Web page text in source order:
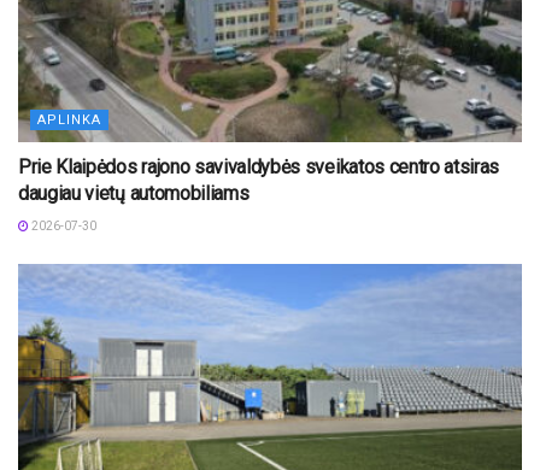
APLINKA
Prie Klaipėdos rajono savivaldybės sveikatos centro atsiras
daugiau vietų automobiliams
2026-07-30